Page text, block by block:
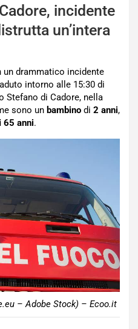
incidente
un’intera
un drammatico incidente
intorno alle 15:30 di
Stefano di Cadore, nella
sono un bambino di 2 anni,
65 anni.
– Adobe Stock) – Ecoo.it